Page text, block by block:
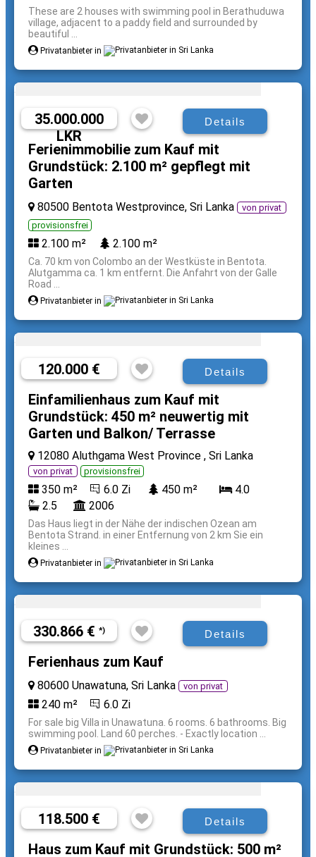
These are 2 houses with swimming pool in Berathuduwa
village, adjacent to a paddy field and surrounded by
beautiful ...
Privatanbieter in
35.000.000
LKR
Details
Ferienimmobilie zum Kauf mit
Grundstück: 2.100 m² gepflegt mit
Garten
80500 Bentota Westprovince, Sri Lanka
von privat
provisionsfrei
2.100 m² 2.100 m²
Ca. 70 km von Colombo an der Westküste in Bentota.
Alutgamma ca. 1 km entfernt. Die Anfahrt von der Galle
Road ...
Privatanbieter in
120.000 € Details
Einfamilienhaus zum Kauf mit
Grundstück: 450 m² neuwertig mit
Garten und Balkon/ Terrasse
12080 Aluthgama West Province , Sri Lanka
von privat provisionsfrei
350 m² 6.0 Zi 450 m²
4.0
2.5
2006
Das Haus liegt in der Nähe der indischen Ozean am
Bentota Strand. in einer Entfernung von 2 km Sie ein
kleines ...
Privatanbieter in
330.866 € *) Details
Ferienhaus zum Kauf
80600 Unawatuna, Sri Lanka von privat
240 m² 6.0 Zi
For sale big Villa in Unawatuna. 6 rooms. 6 bathrooms. Big
swimming pool. Land 60 perches. - Exactly location ...
Privatanbieter in
118.500 € Details
Haus zum Kauf mit Grundstück: 500 m²